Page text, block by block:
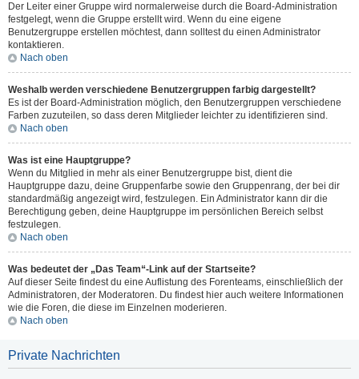
Der Leiter einer Gruppe wird normalerweise durch die Board-Administration
festgelegt, wenn die Gruppe erstellt wird. Wenn du eine eigene
Benutzergruppe erstellen möchtest, dann solltest du einen Administrator
kontaktieren.
Nach oben
Weshalb werden verschiedene Benutzergruppen farbig dargestellt?
Es ist der Board-Administration möglich, den Benutzergruppen verschiedene
Farben zuzuteilen, so dass deren Mitglieder leichter zu identifizieren sind.
Nach oben
Was ist eine Hauptgruppe?
Wenn du Mitglied in mehr als einer Benutzergruppe bist, dient die
Hauptgruppe dazu, deine Gruppenfarbe sowie den Gruppenrang, der bei dir
standardmäßig angezeigt wird, festzulegen. Ein Administrator kann dir die
Berechtigung geben, deine Hauptgruppe im persönlichen Bereich selbst
festzulegen.
Nach oben
Was bedeutet der „Das Team“-Link auf der Startseite?
Auf dieser Seite findest du eine Auflistung des Forenteams, einschließlich der
Administratoren, der Moderatoren. Du findest hier auch weitere Informationen
wie die Foren, die diese im Einzelnen moderieren.
Nach oben
Private Nachrichten